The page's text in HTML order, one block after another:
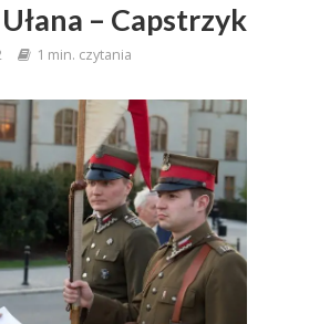
– Capstrzyk
1 min. czytania